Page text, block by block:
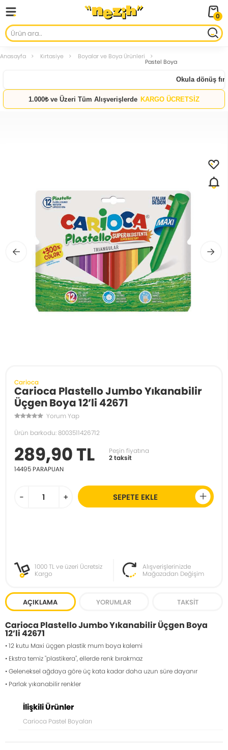
0
Anasayfa Kırtasiye Boyalar ve Boya Ürünleri
Pastel Boya
Okula dönüş
1.000₺ ve Üzeri Tüm Alışverişlerde KARGO ÜCRETSİZ
Carioca
Carioca Plastello Jumbo Yıkanabilir
Üçgen Boya 12’li 42671
Yorum Yap
Ürün barkodu: 8003511426712
289,90 TL
Peşin fiyatına
2 taksit
14495 PARAPUAN
- + SEPETE EKLE
1000 TL ve üzeri Ücretsiz
Kargo
Alışverişlerinizde
Mağazadan Değişim
AÇIKLAMA YORUMLAR TAKSIT
Carioca Plastello Jumbo Yıkanabilir Üçgen Boya
12’li 42671
• 12 kutu Maxi üçgen plastik mum boya kalemi
• Ekstra temiz "plastikera", ellerde renk bırakmaz
• Geleneksel ağdaya göre üç kata kadar daha uzun süre dayanır
• Parlak yıkanabilir renkler
İlişkili Ürünler
Carioca Pastel Boyaları